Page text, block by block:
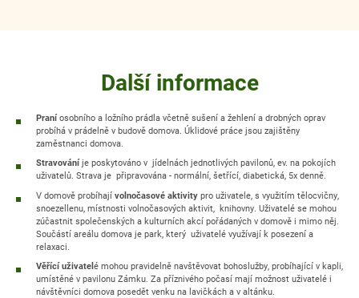
Další informace
Praníosobního a ložního prádla včetně sušení a žehlení a drobných oprav
probíhá v prádelně v budově domova. Úklidové práce jsou zajištěny
zaměstnanci domova.
Stravováníje poskytováno v jídelnách jednotlivých pavilonů, ev. na pokojích
uživatelů. Strava je připravována - normální, šetřící, diabetická, 5x denně.
V domově probíhají volnočasové aktivity pro uživatele, s využitím tělocvičny,
snoezellenu, místnosti volnočasových aktivit, knihovny. Uživatelé se mohou
zúčastnit společenských a kulturních akcí pořádaných v domově i mimo něj.
Součástí areálu domova je park, který uživatelé využívají k posezení a
relaxaci.
Věřící uživatelé mohou pravidelně navštěvovat bohoslužby, probíhající v kapli,
umístěné v pavilonu Zámku. Za příznivého počasí mají možnost uživatelé i
návštěvníci domova posedět venku na lavičkách a v altánku.